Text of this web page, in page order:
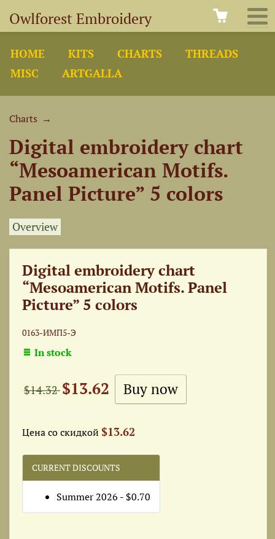
Owlforest Embroidery
HOME KITS CHARTS
THREADS
MISC
ARTGALLA
Charts →
Digital embroidery chart
“Mesoamerican Motifs.
Panel Picture” 5 colors
Overview
Digital embroidery chart
“Mesoamerican Motifs. Panel
Picture” 5 colors
0163-ИМП5-Э
In stock
$14.32$13.62
Цена со скидкой $13.62
CURRENT DISCOUNTS
Summer 2026 - $0.70